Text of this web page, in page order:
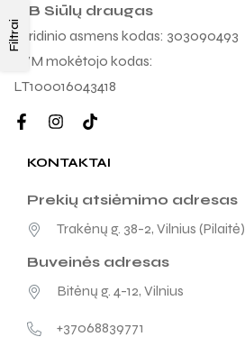
Filtrai
MB Siūlų draugas
Juridinio asmens kodas: 303090493
PVM mokėtojo kodas:
LT100016043418
KONTAKTAI
Prekių atsiėmimo adresas
Trakėnų g. 38-2, Vilnius (Pilaitė)
Buveinės adresas
Bitėnų g. 4-12, Vilnius
+37068839771